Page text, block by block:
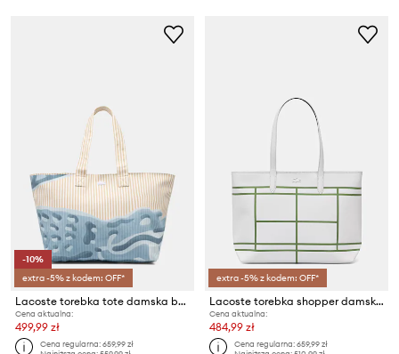
-10%
extra -5% z kodem: OFF*
Lacoste torebka tote damska bawełniana
Cena aktualna:
499,99 zł
Cena regularna:659,99 zł
extra -5% z kodem: OFF*
Lacoste torebka shopper damska z imitacji skóry
Cena aktualna:
484,99 zł
Cena regularna:659,99 zł